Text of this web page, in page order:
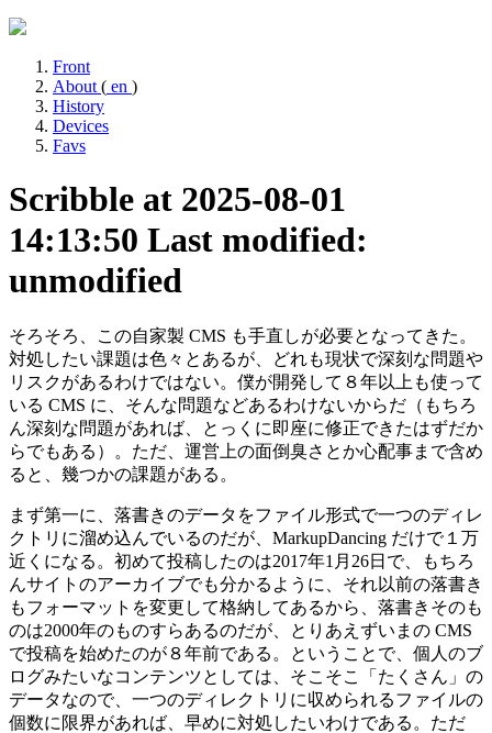
Front
About ( en )
History
Devices
Favs
Scribble at 2025-08-01
14:13:50 Last modified:
unmodified
そろそろ、この自家製 CMS も手直しが必要となってきた。
対処したい課題は色々とあるが、どれも現状で深刻な問題や
リスクがあるわけではない。僕が開発して８年以上も使って
いる CMS に、そんな問題などあるわけないからだ（もちろ
ん深刻な問題があれば、とっくに即座に修正できたはずだか
らでもある）。ただ、運営上の面倒臭さとか心配事まで含め
ると、幾つかの課題がある。
まず第一に、落書きのデータをファイル形式で一つのディレ
クトリに溜め込んでいるのだが、MarkupDancing だけで１万
近くになる。初めて投稿したのは2017年1月26日で、もちろ
んサイトのアーカイブでも分かるように、それ以前の落書き
もフォーマットを変更して格納してあるから、落書きそのも
のは2000年のものすらあるのだが、とりあえずいまの CMS
で投稿を始めたのが８年前である。ということで、個人のブ
ログみたいなコンテンツとしては、そこそこ「たくさん」の
データなので、一つのディレクトリに収められるファイルの
個数に限界があれば、早めに対処したいわけである。ただ